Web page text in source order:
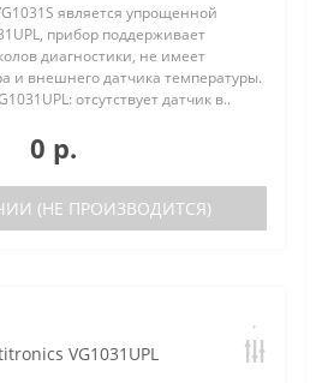
является упрощенной
прибор поддерживает
диагностики, не имеет
и внешнего датчика температуры.
отсутствует датчик в..
0 р.
(НЕ ПРОИЗВОДИТСЯ)